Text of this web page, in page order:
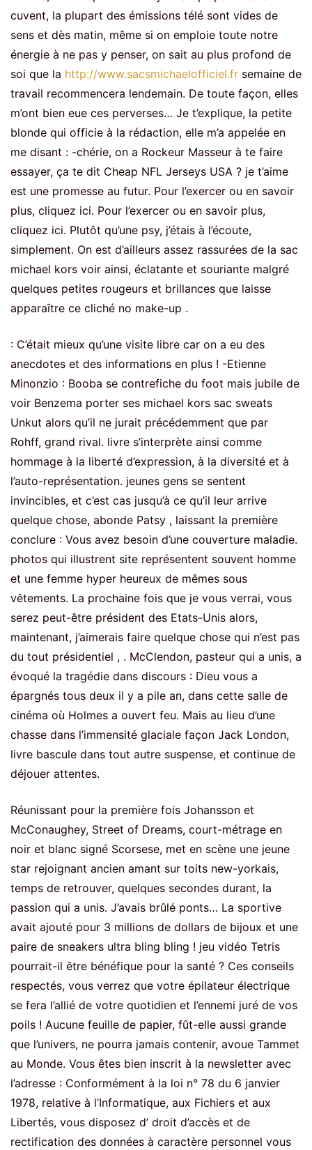
cuvent, la plupart des émissions télé sont vides de
sens et dès matin, même si on emploie toute notre
énergie à ne pas y penser, on sait au plus profond de
soi que la http://www.sacsmichaelofficiel.fr semaine de
travail recommencera lendemain. De toute façon, elles
m’ont bien eue ces perverses… Je t’explique, la petite
blonde qui officie à la rédaction, elle m’a appelée en
me disant : -chérie, on a Rockeur Masseur à te faire
essayer, ça te dit Cheap NFL Jerseys USA ? je t’aime
est une promesse au futur. Pour l’exercer ou en savoir
plus, cliquez ici. Pour l’exercer ou en savoir plus,
cliquez ici. Plutôt qu’une psy, j’étais à l’écoute,
simplement. On est d’ailleurs assez rassurées de la sac
michael kors voir ainsi, éclatante et souriante malgré
quelques petites rougeurs et brillances que laisse
apparaître ce cliché no make-up .
: C’était mieux qu’une visite libre car on a eu des
anecdotes et des informations en plus ! -Etienne
Minonzio : Booba se contrefiche du foot mais jubile de
voir Benzema porter ses michael kors sac sweats
Unkut alors qu’il ne jurait précédemment que par
Rohff, grand rival. livre s’interprète ainsi comme
hommage à la liberté d’expression, à la diversité et à
l’auto-représentation. jeunes gens se sentent
invincibles, et c’est cas jusqu’à ce qu’il leur arrive
quelque chose, abonde Patsy , laissant la première
conclure : Vous avez besoin d’une couverture maladie.
photos qui illustrent site représentent souvent homme
et une femme hyper heureux de mêmes sous
vêtements. La prochaine fois que je vous verrai, vous
serez peut-être président des Etats-Unis alors,
maintenant, j’aimerais faire quelque chose qui n’est pas
du tout présidentiel , . McClendon, pasteur qui a unis, a
évoqué la tragédie dans discours : Dieu vous a
épargnés tous deux il y a pile an, dans cette salle de
cinéma où Holmes a ouvert feu. Mais au lieu d’une
chasse dans l’immensité glaciale façon Jack London,
livre bascule dans tout autre suspense, et continue de
déjouer attentes.
Réunissant pour la première fois Johansson et
McConaughey, Street of Dreams, court-métrage en
noir et blanc signé Scorsese, met en scène une jeune
star rejoignant ancien amant sur toits new-yorkais,
temps de retrouver, quelques secondes durant, la
passion qui a unis. J’avais brûlé ponts… La sportive
avait ajouté pour 3 millions de dollars de bijoux et une
paire de sneakers ultra bling bling ! jeu vidéo Tetris
pourrait-il être bénéfique pour la santé ? Ces conseils
respectés, vous verrez que votre épilateur électrique
se fera l’allié de votre quotidien et l’ennemi juré de vos
poils ! Aucune feuille de papier, fût-elle aussi grande
que l’univers, ne pourra jamais contenir, avoue Tammet
au Monde. Vous êtes bien inscrit à la newsletter avec
l’adresse : Conformément à la loi n° 78 du 6 janvier
1978, relative à l’Informatique, aux Fichiers et aux
Libertés, vous disposez d’ droit d’accès et de
rectification des données à caractère personnel vous